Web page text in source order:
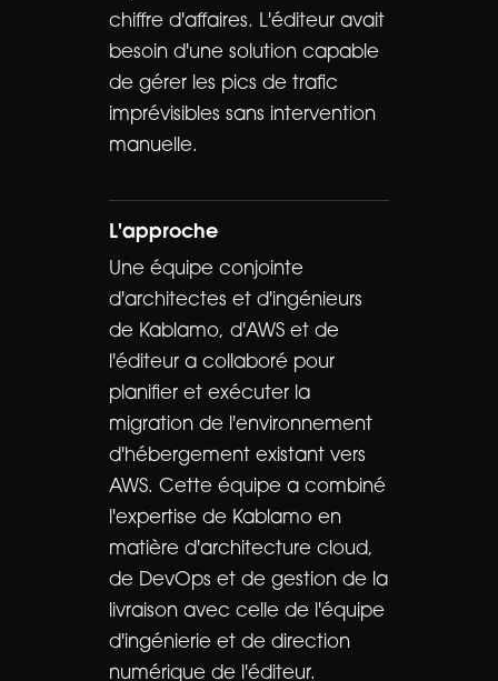
chiffre d'affaires. L'éditeur avait
besoin d'une solution capable
de gérer les pics de trafic
imprévisibles sans intervention
manuelle.
L'approche
Une équipe conjointe
d'architectes et d'ingénieurs
de Kablamo, d'AWS et de
l'éditeur a collaboré pour
planifier et exécuter la
migration de l'environnement
d'hébergement existant vers
AWS. Cette équipe a combiné
l'expertise de Kablamo en
matière d'architecture cloud,
de DevOps et de gestion de la
livraison avec celle de l'équipe
d'ingénierie et de direction
numérique de l'éditeur.